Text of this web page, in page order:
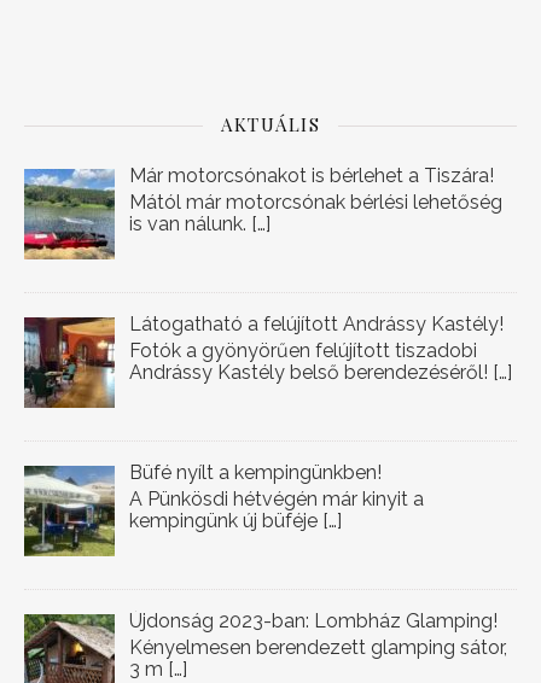
AKTUÁLIS
Már motorcsónakot is bérlehet a Tiszára!
Mától már motorcsónak bérlési lehetőség
is van nálunk. […]
Látogatható a felújított Andrássy Kastély!
Fotók a gyönyörűen felújított tiszadobi
Andrássy Kastély belső berendezéséről! […]
Büfé nyílt a kempingünkben!
A Pünkösdi hétvégén már kinyit a
kempingünk új büféje […]
Újdonság 2023-ban: Lombház Glamping!
Kényelmesen berendezett glamping sátor,
3 m […]